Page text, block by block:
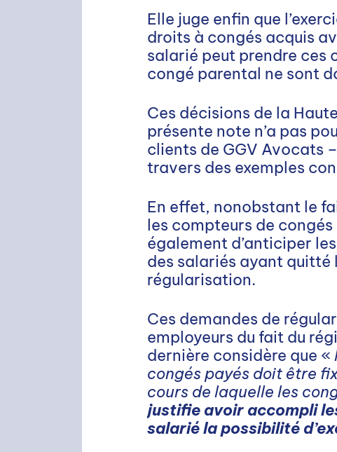
RECHERCHE
Elle juge enfin que
droits à congés acquis
salarié peut prendre ces
congé parental ne sont
Ces décisions de la
présente note n’a pas
clients de GGV Avocats
travers des exemples
En effet, nonobstant le
les compteurs de
également d’anticiper
des salariés ayant quitté
régularisation.
Ces demandes de
employeurs du fait du
dernière considère que «
congés payés doit être
cours de laquelle les
justifie avoir accompli
salarié la possibilité